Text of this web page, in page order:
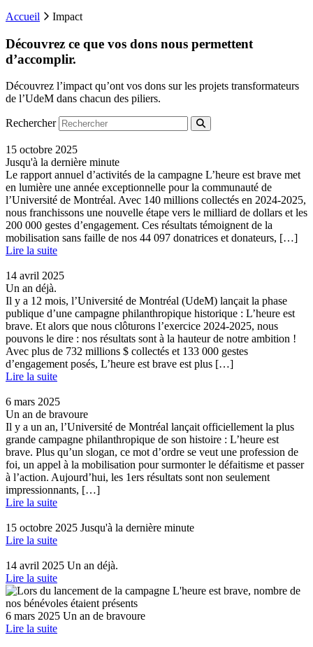
Accueil
Impact
Découvrez ce que vos dons nous permettent
d’accomplir.
Découvrez l’impact qu’ont vos dons sur les projets transformateurs
de l’UdeM dans chacun des piliers.
Rechercher
15 octobre 2025
Jusqu'à la dernière minute
Le rapport annuel d’activités de la campagne L’heure est brave met
en lumière une année exceptionnelle pour la communauté de
l’Université de Montréal. Avec 140 millions collectés en 2024-2025,
nous franchissons une nouvelle étape vers le milliard de dollars et les
200 000 gestes d’engagement. Ces résultats témoignent de la
mobilisation sans faille de nos 44 097 donatrices et donateurs, […]
Lire la suite
14 avril 2025
Un an déjà.
Il y a 12 mois, l’Université de Montréal (UdeM) lançait la phase
publique d’une campagne philanthropique historique : L’heure est
brave. Et alors que nous clôturons l’exercice 2024-2025, nous
pouvons le dire : nos résultats sont à la hauteur de notre ambition !
Avec plus de 732 millions $ collectés et 133 000 gestes
d’engagement posés, L’heure est brave est plus […]
Lire la suite
6 mars 2025
Un an de bravoure
Il y a un an, l’Université de Montréal lançait officiellement la plus
grande campagne philanthropique de son histoire : L’heure est
brave. Plus qu’un slogan, ce mot d’ordre se veut une profession de
foi, un appel à la mobilisation pour surmonter le défaitisme et passer
à l’action. Aujourd’hui, les 1ers résultats sont non seulement
impressionnants, […]
Lire la suite
15 octobre 2025 Jusqu'à la dernière minute
Lire la suite
14 avril 2025 Un an déjà.
Lire la suite
6 mars 2025 Un an de bravoure
Lire la suite